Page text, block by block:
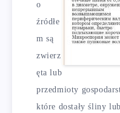
o
źródłe
m są
zwierz
ęta lub
przedmioty
które dostały śliny